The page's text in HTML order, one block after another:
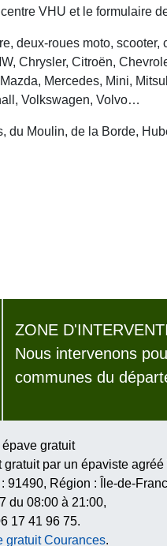
VHU et le formulaire
deux-roues moto,
Chrysler, Citroën,
Mercedes, Mini,
Volkswagen, Volvo…
du Moulin, de la Borde,
ZONE
Nous intervenons
communes du
gratuit
par un épaviste agréé
91490, Région : Île-de-
du 08:00 à 21:00,
17 41 96 75.
gratuit Courances.